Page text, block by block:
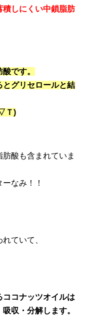
積しにくい中鎖脂肪
です。
とグリセロールと結
Ｔ)
酸も含まれていま
なみ！！
ていて、
ココナッツオイルは
収・分解します。